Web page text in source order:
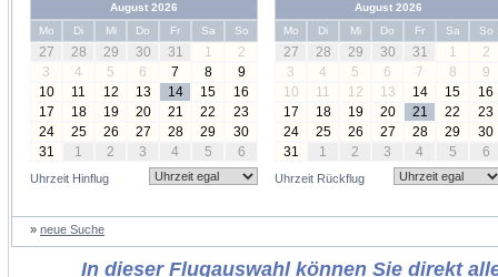
August 2026
Mo
Di Mi Do Fr Sa So
27 28 29 30 31 1
2
3
4 5 6 7 8
9
10
11 12 13 14 15
16
17
18 19 20 21 22
23
24
25 26 27 28 29
30
31
1 2 3 4 5 6
Uhrzeit Hinflug
August 2026
Mo
Di Mi Do Fr Sa So
27 28 29 30 31 1
2
3
4 5 6 7 8
9
10
11 12 13 14 15
16
17
18 19 20 21 22
23
24
25 26 27 28 29
30
31
1 2 3 4 5 6
Uhrzeit Rückflug
» neue Suche
In dieser Flugauswahl können Sie direkt